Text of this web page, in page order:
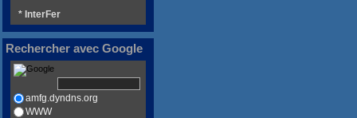
* InterFer
Rechercher avec Google
amfg.dyndns.org
WWW